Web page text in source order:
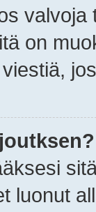
on
luonut